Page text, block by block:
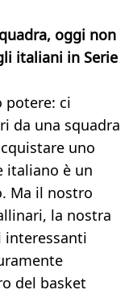
oggi non
italiani in Serie
potere: ci
da una squadra
uno
italiano è un
Ma il nostro
la nostra
interessanti
del basket